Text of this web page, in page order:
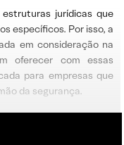
jurídicas que
específicos. Por isso, a
em consideração na
oferecer com essas
para empresas que
da segurança.